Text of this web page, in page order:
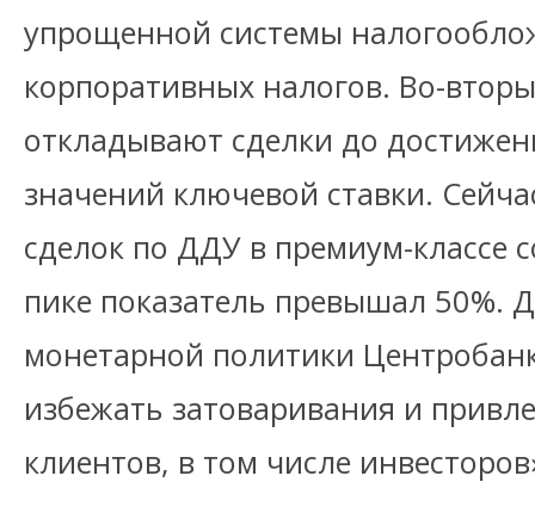
упрощенной системы
корпоративных налогов. Во-
откладывают сделки до
значений ключевой ставки.
сделок по ДДУ в премиум-классе
пике показатель превышал 50%.
монетарной политики
избежать затоваривания и
клиентов, в том числе